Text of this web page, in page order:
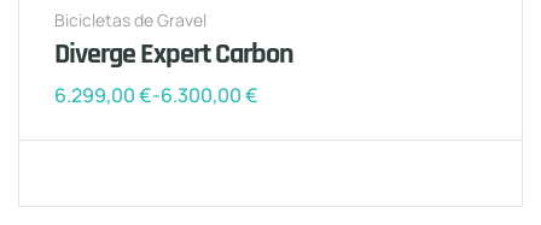
Bicicletas de Gravel
Diverge Expert Carbon
6.299,00€-6.300,00€